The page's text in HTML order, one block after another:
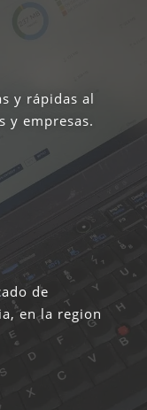
y rápidas al
y empresas.
de
en la region